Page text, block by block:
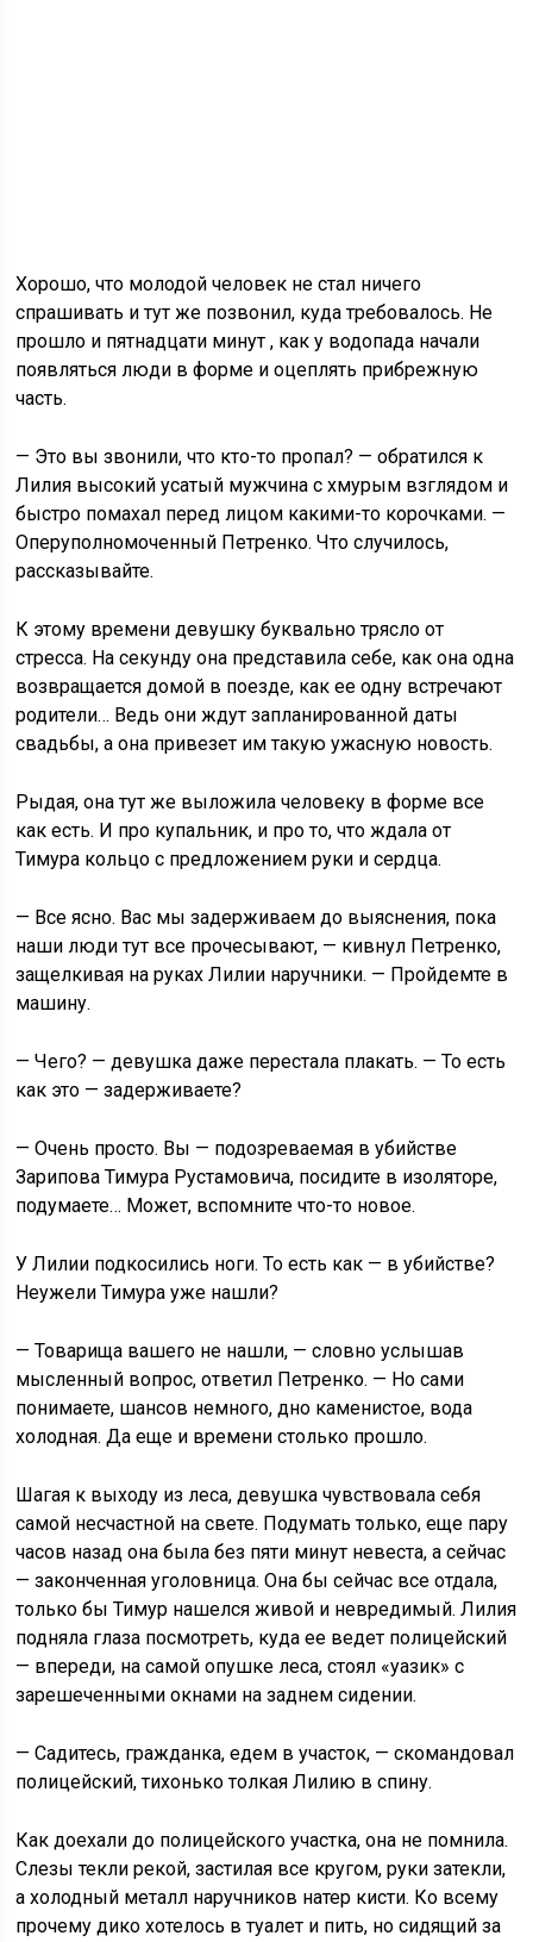
Хорошо, что молодой человек не стал ничего
спрашивать и тут же позвонил, куда требовалось. Не
прошло и пятнадцати минут , как у водопада начали
появляться люди в форме и оцеплять прибрежную
часть.
— Это вы звонили, что кто-то пропал? — обратился к
Лилия высокий усатый мужчина с хмурым взглядом и
быстро помахал перед лицом какими-то корочками. —
Оперуполномоченный Петренко. Что случилось,
рассказывайте.
К этому времени девушку буквально трясло от
стресса. На секунду она представила себе, как она одна
возвращается домой в поезде, как ее одну встречают
родители… Ведь они ждут запланированной даты
свадьбы, а она привезет им такую ужасную новость.
Рыдая, она тут же выложила человеку в форме все
как есть. И про купальник, и про то, что ждала от
Тимура кольцо с предложением руки и сердца.
— Все ясно. Вас мы задерживаем до выяснения, пока
наши люди тут все прочесывают, — кивнул Петренко,
защелкивая на руках Лилии наручники. — Пройдемте в
машину.
— Чего? — девушка даже перестала плакать. — То есть
как это — задерживаете?
— Очень просто. Вы — подозреваемая в убийстве
Зарипова Тимура Рустамовича, посидите в изоляторе,
подумаете… Может, вспомните что-то новое.
У Лилии подкосились ноги. То есть как — в убийстве?
Неужели Тимура уже нашли?
— Товарища вашего не нашли, — словно услышав
мысленный вопрос, ответил Петренко. — Но сами
понимаете, шансов немного, дно каменистое, вода
холодная. Да еще и времени столько прошло.
Шагая к выходу из леса, девушка чувствовала себя
самой несчастной на свете. Подумать только, еще пару
часов назад она была без пяти минут невеста, а сейчас
— законченная уголовница. Она бы сейчас все отдала,
только бы Тимур нашелся живой и невредимый. Лилия
подняла глаза посмотреть, куда ее ведет полицейский
— впереди, на самой опушке леса, стоял «уазик» с
зарешеченными окнами на заднем сидении.
— Садитесь, гражданка, едем в участок, — скомандовал
полицейский, тихонько толкая Лилию в спину.
Как доехали до полицейского участка, она не помнила.
Слезы текли рекой, застилая все кругом, руки затекли,
а холодный металл наручников натер кисти. Ко всему
прочему дико хотелось в туалет и пить, но сидящий за